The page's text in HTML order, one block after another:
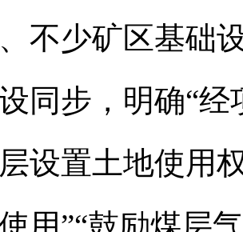
不少矿区基础
同步，明确“
设置土地使用